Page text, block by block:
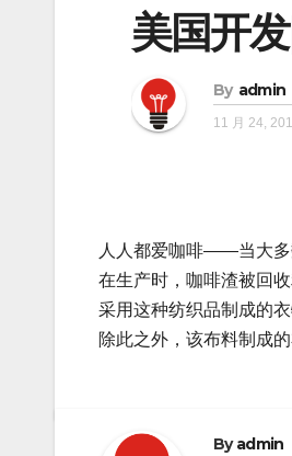
美国开
By admin
11 月 24,
人人都爱咖啡——当大多
在生产时，咖啡渣被回
采用这种纺织品制成的
除此之外，该布料制成
Byadmin